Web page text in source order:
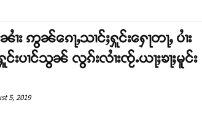
း ဢွၼ်ၵေႃႇသၢင်ႈႁူင်းႁေႃတႃႇ ပၢႆး
းပၢင်သွၼ် လွၵ်းလၢႆးၸႂ်ႉယႃႈၶႃႈမူင်း
5, 2019